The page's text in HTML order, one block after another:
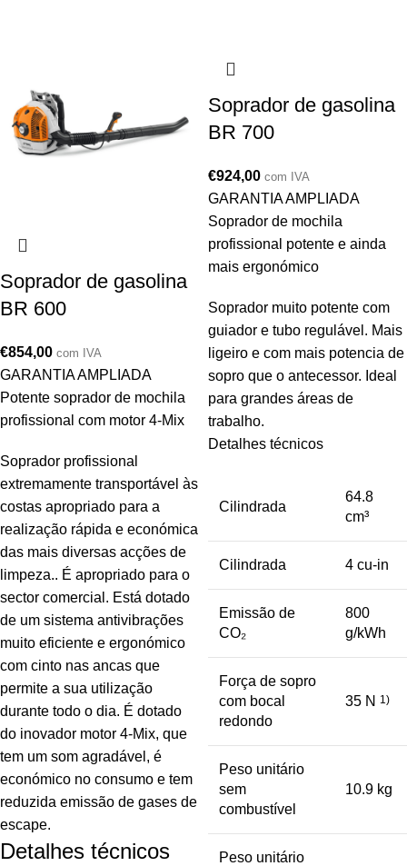
Soprador de gasolina
BR 600
€854,00 com IVA
GARANTIA AMPLIADA
Potente soprador de mochila
profissional com motor 4-Mix
Soprador profissional
extremamente transportável às
costas apropriado para a
realização rápida e económica
das mais diversas acções de
limpeza.. É apropriado para o
sector comercial. Está dotado
de um sistema antivibrações
muito eficiente e ergonómico
com cinto nas ancas que
permite a sua utilização
durante todo o dia. É dotado
do inovador motor 4-Mix, que
tem um som agradável, é
económico no consumo e tem
reduzida emissão de gases de
escape.
Detalhes técnicos
Soprador de gasolina
BR 700
€924,00 com IVA
GARANTIA AMPLIADA
Soprador de mochila
profissional potente e ainda
mais ergonómico
Soprador muito potente com
guiador e tubo regulável. Mais
ligeiro e com mais potencia de
sopro que o antecessor. Ideal
para grandes áreas de
trabalho.
Detalhes técnicos
Cilindrada
64.8
cm³
Cilindrada 4 cu-in
Emissão de
CO₂
800
g/kWh
Força de sopro
com bocal
redondo
35 N 1)
Peso unitário
sem
combustível
10.9 kg
Peso unitário